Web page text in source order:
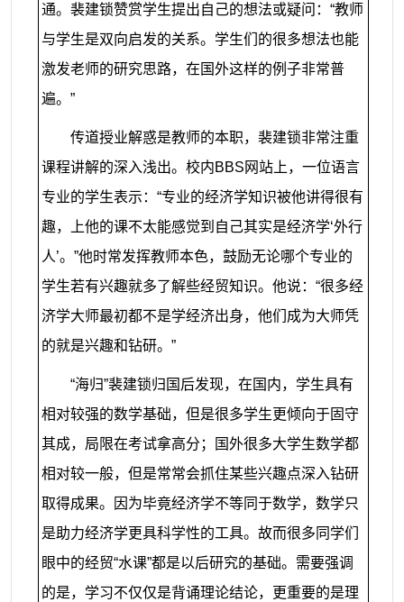
通。裴建锁赞赏学生提出自己的想法或疑问：“教师
与学生是双向启发的关系。学生们的很多想法也能
激发老师的研究思路，在国外这样的例子非常普
遍。”
传道授业解惑是教师的本职，裴建锁非常注重
课程讲解的深入浅出。校内BBS 网站上，一位语言
专业的学生表示：“专业的经济学知识被他讲得很有
趣，上他的课不太能感觉到自己其实是经济学‘外行
人’。”他时常发挥教师本色，鼓励无论哪个专业的
学生若有兴趣就多了解些经贸知识。他说：“很多经
济学大师最初都不是学经济出身，他们成为大师凭
的就是兴趣和钻研。”
“海归”裴建锁归国后发现，在国内，学生具有
相对较强的数学基础，但是很多学生更倾向于固守
其成，局限在考试拿高分；国外很多大学生数学都
相对较一般，但是常常会抓住某些兴趣点深入钻研
取得成果。因为毕竟经济学不等同于数学，数学只
是助力经济学更具科学性的工具。故而很多同学们
眼中的经贸“水课”都是以后研究的基础。需要强调
的是，学习不仅仅是背诵理论结论，更重要的是理